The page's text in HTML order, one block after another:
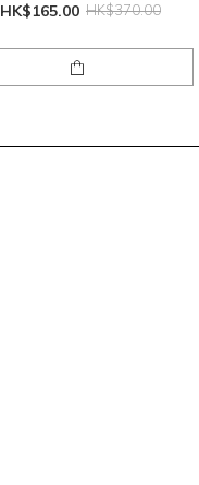
HK$165.00 HK$370.00